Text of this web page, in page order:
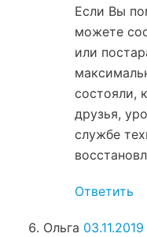
Если Вы
можете
или
состояли,
друзья,
службе
Ответить
Ольга